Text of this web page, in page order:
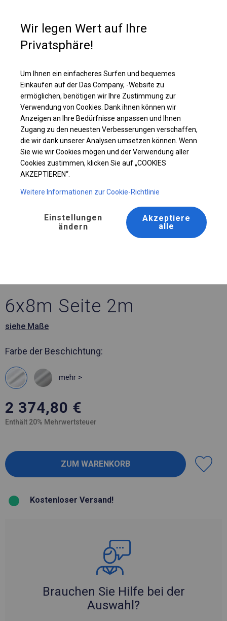
Ganzjähriges Industriezelt | 6x8 m
6x8m Seite 2m
siehe Maße
Farbe der Beschichtung:
mehr >
2 374,80 €
Enthält 20% Mehrwertsteuer
Kostenloser Versand!
Brauchen Sie Hilfe bei der
Auswahl?
Wir legen Wert auf Ihre
Privatsphäre!
Um Ihnen ein einfacheres Surfen und bequemes
Einkaufen auf der Das Company, -Website zu
ermöglichen, benötigen wir Ihre Zustimmung zur
Verwendung von Cookies. Dank ihnen können wir
Anzeigen an Ihre Bedürfnisse anpassen und Ihnen
Zugang zu den neuesten Verbesserungen verschaffen,
die wir dank unserer Analysen umsetzen können. Wenn
Sie wie wir Cookies mögen und der Verwendung aller
Cookies zustimmen, klicken Sie auf „COOKIES
AKZEPTIEREN“.
Weitere Informationen zur Cookie-Richtlinie
Einstellungen
ändern
Akzeptiere
alle